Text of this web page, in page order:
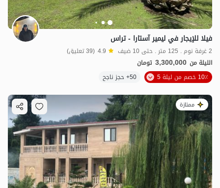
4مليون ت 4.8
فيلا للإيجار في ليمير آستارا - تراس
2 غرفة نوم . 125 متر . حتى 10 ضيف 4.9 (39 تعليق)
الليلة من 3,300,000 تومان
10٪ خصم من ليلة 5
50+ حجز ناجح
ممتازة